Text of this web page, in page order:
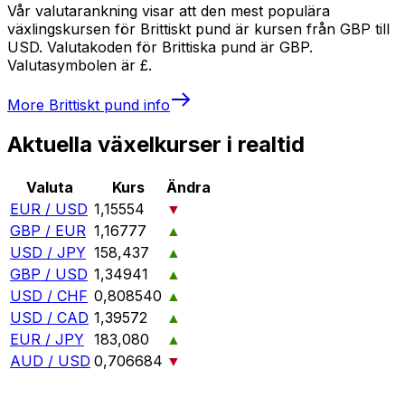
Vår valutarankning visar att den mest populära
växlingskursen för Brittiskt pund är kursen från GBP till
USD. Valutakoden för Brittiska pund är GBP.
Valutasymbolen är £.
More Brittiskt pund info
Aktuella växelkurser i realtid
Valuta Kurs
Ändra
EUR / USD 1,15554
▼
GBP / EUR 1,16777
▲
USD / JPY 158,437
▲
GBP / USD 1,34941
▲
USD / CHF 0,808540 ▲
USD / CAD 1,39572
▲
EUR / JPY 183,080
▲
AUD / USD 0,706684 ▼